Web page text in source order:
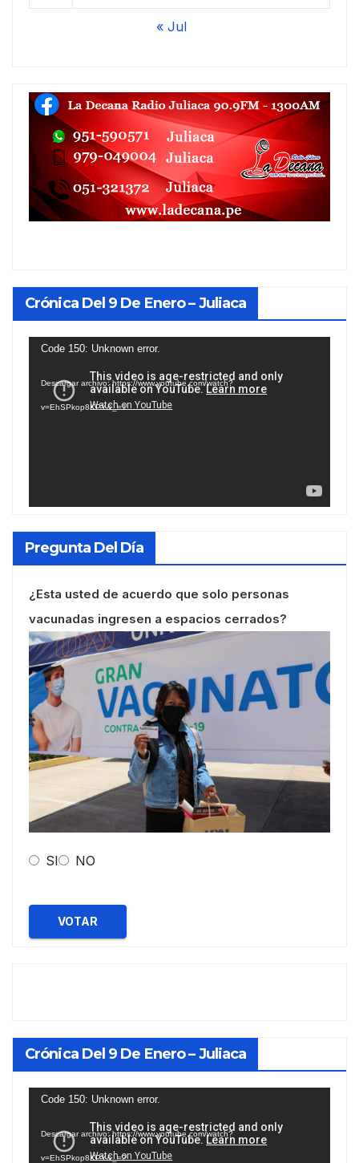
« Jul
Crónica Del 9 De Enero – Juliaca
Reproductor
vídeo
Code 150: Unknown error.
Descargar archivo: https://www.youtube.com/watch?
v=EhSPkop8KPY&_=1
Pregunta Del Día
¿Esta usted de acuerdo que solo personas
vacunadas ingresen a espacios cerrados?
SI NO
VOTAR
Crónica Del 9 De Enero – Juliaca
Reproductor
vídeo
Code 150: Unknown error.
Descargar archivo: https://www.youtube.com/watch?
v=EhSPkop8KPY&_=2